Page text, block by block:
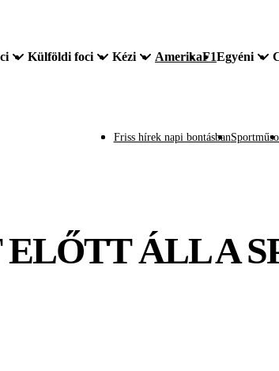
Külföldi foci Kézi AmerikaF1Egyéni
Friss hírek napi bontásban
ÁLL A